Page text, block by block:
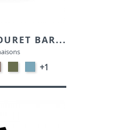
BAR...
Polypropylène
Polypropylène
Vert
Polypropylène
Bleu
+1